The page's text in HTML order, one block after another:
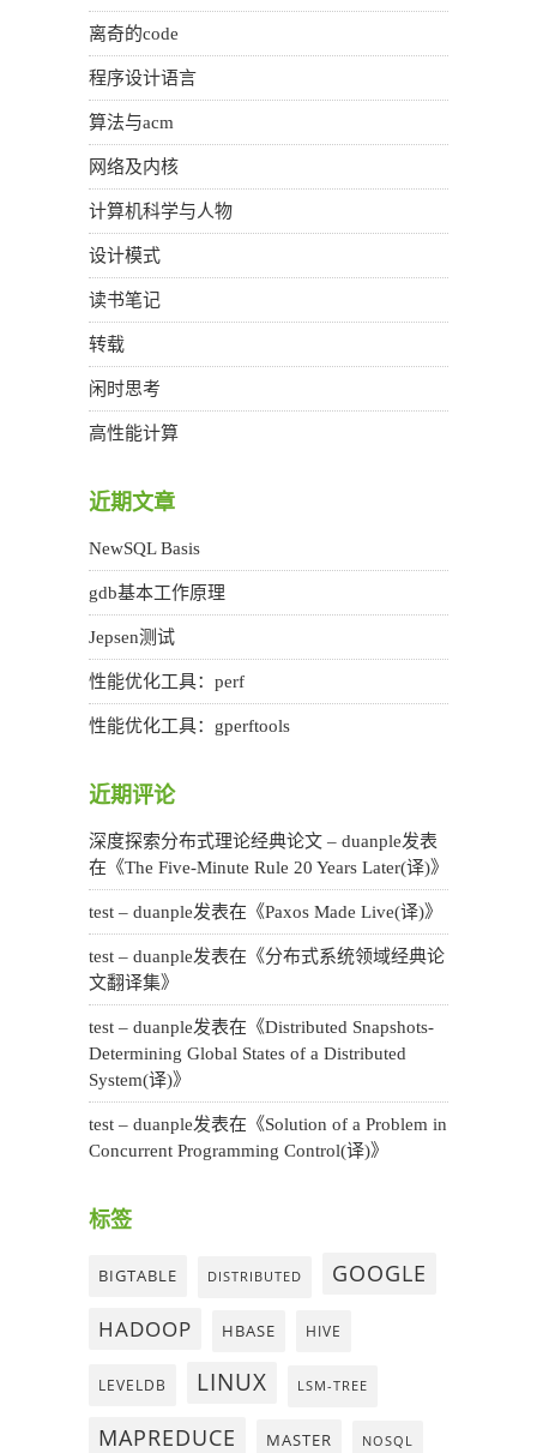
离奇的code
程序设计语言
算法与acm
网络及内核
计算机科学与人物
设计模式
读书笔记
转载
闲时思考
高性能计算
近期文章
NewSQL Basis
gdb基本工作原理
Jepsen测试
性能优化工具：perf
性能优化工具：gperftools
近期评论
深度探索分布式理论经典论文 – duanple发表
在《The Five-Minute Rule 20 Years Later(译)》
test – duanple发表在《Paxos Made Live(译)》
test – duanple发表在《分布式系统领域经典论
文翻译集》
test – duanple发表在《Distributed Snapshots-
Determining Global States of a Distributed
System(译)》
test – duanple发表在《Solution of a Problem in
Concurrent Programming Control(译)》
标签
BIGTABLE DISTRIBUTED GOOGLE
HADOOP HBASE HIVE
LEVELDB LINUX LSM-TREE
MAPREDUCE MASTER NOSQL